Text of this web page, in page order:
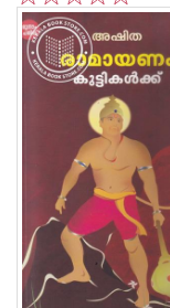
5
4
3
2
1